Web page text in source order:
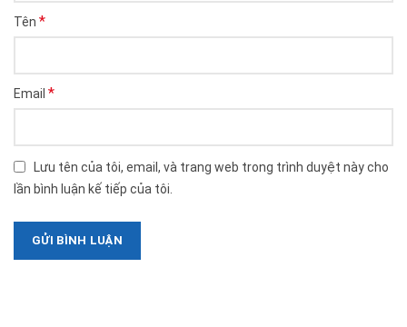
Tên *
Email *
Lưu tên của tôi, email, và trang web trong trình duyệt này cho
lần bình luận kế tiếp của tôi.